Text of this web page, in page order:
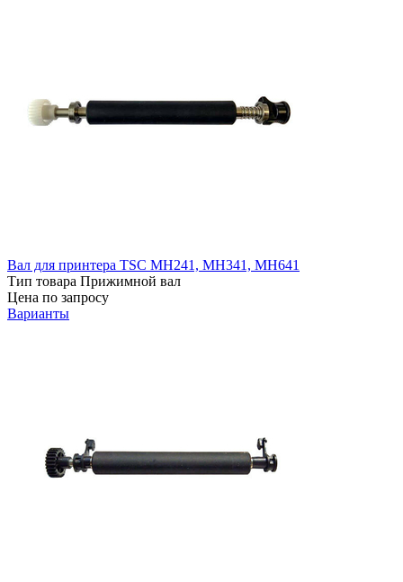
Вал для принтера TSC MH241, MH341, MH641
Тип товара Прижимной вал
Цена по запросу
Варианты